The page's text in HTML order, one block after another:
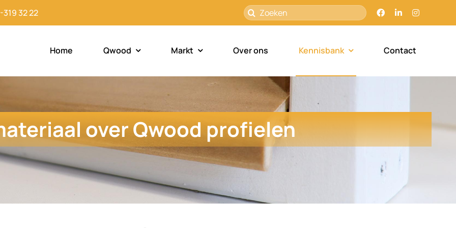
32 22
Zoeken
naar:
Home Qwood Markt Over ons Kennisbank Contact
over Qwood profielen